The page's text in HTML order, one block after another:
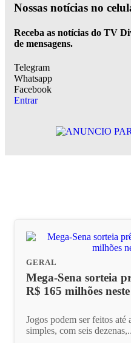
Nossas notícias no
Receba as notícias do TV
de mensagens.
Telegram
Whatsapp
Facebook
Entrar
GERAL
Mega-Sena sorteia
R$ 165 milhões
Jogos podem ser feitos até
simples, com seis